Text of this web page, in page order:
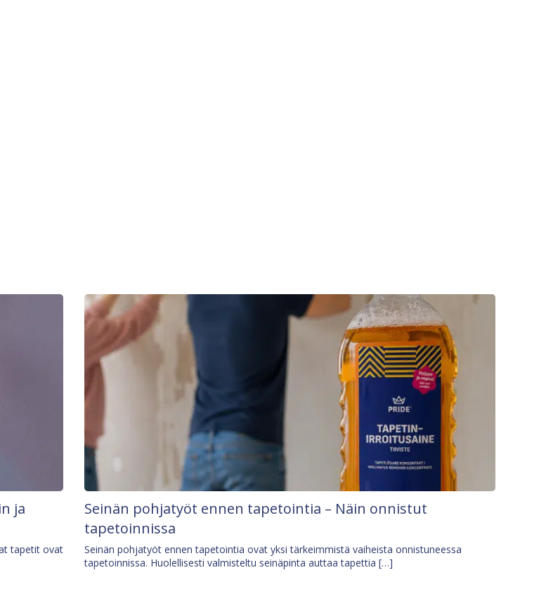
ja
tapetit ovat
Seinän pohjatyöt ennen tapetointia – Näin onnistut
tapetoinnissa
Seinän pohjatyöt ennen tapetointia ovat yksi tärkeimmistä vaiheista onnistuneessa
tapetoinnissa. Huolellisesti valmisteltu seinäpinta auttaa tapettia […]